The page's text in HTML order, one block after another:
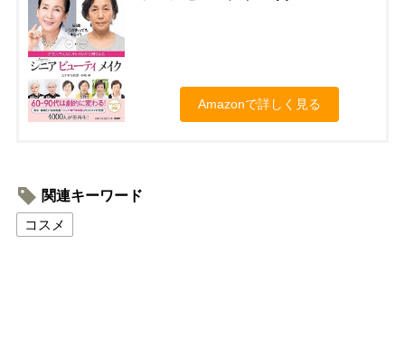
Amazonで詳しく見る
関連キーワード
コスメ